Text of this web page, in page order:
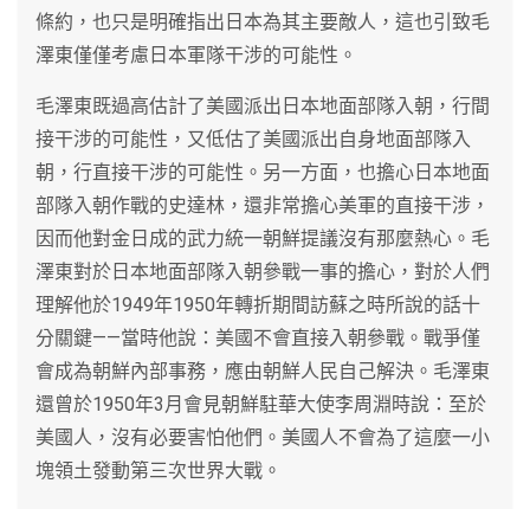
條約，也只是明確指出日本為其主要敵人，這也引致毛
澤東僅僅考慮日本軍隊干涉的可能性。
毛澤東既過高估計了美國派出日本地面部隊入朝，行間
接干涉的可能性，又低估了美國派出自身地面部隊入
朝，行直接干涉的可能性。另一方面，也擔心日本地面
部隊入朝作戰的史達林，還非常擔心美軍的直接干涉，
因而他對金日成的武力統一朝鮮提議沒有那麼熱心。毛
澤東對於日本地面部隊入朝參戰一事的擔心，對於人們
理解他於1949年1950年轉折期間訪蘇之時所說的話十
分關鍵——當時他說：美國不會直接入朝參戰。戰爭僅
會成為朝鮮內部事務，應由朝鮮人民自己解決。毛澤東
還曾於1950年3月會見朝鮮駐華大使李周淵時說：至於
美國人，沒有必要害怕他們。美國人不會為了這麼一小
塊領土發動第三次世界大戰。